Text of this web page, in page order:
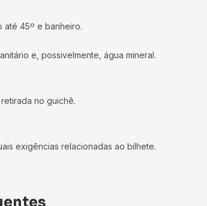
até 45º e banheiro.
e, possivelmente, água mineral.
no guichê.
exigências relacionadas ao bilhete.